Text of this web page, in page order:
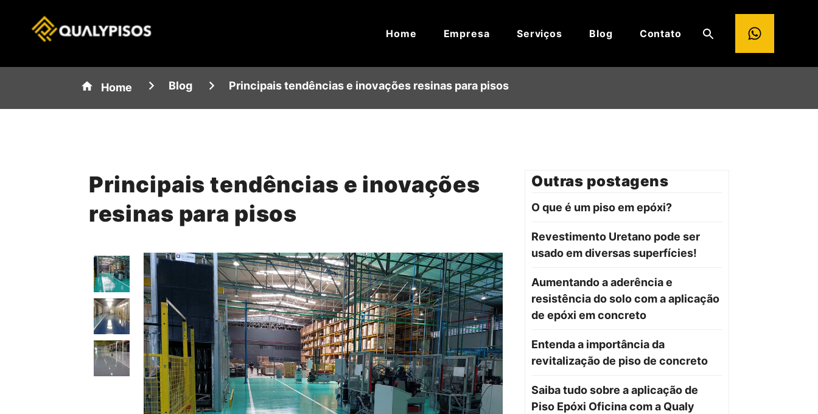
Home Empresa Serviços Blog Contato
Home Blog Principais tendências e inovações resinas para pisos
Principais tendências e inovações
resinas para pisos
Outras postagens
O que é um piso em epóxi?
Revestimento Uretano pode ser
usado em diversas superfícies!
Aumentando a aderência e
resistência do solo com a aplicação
de epóxi em concreto
Entenda a importância da
revitalização de piso de concreto
Saiba tudo sobre a aplicação de
Piso Epóxi Oficina com a Qualy